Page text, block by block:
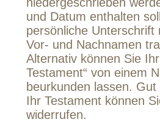
und Datum enthalten
persönliche Unterschrift
Vor- und Nachnamen
Alternativ können Sie
Testament“ von einem
beurkunden lassen. Gut
Ihr Testament können
widerrufen.